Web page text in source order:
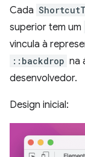
Cada
superior tem um
vincula à
::backdrop na
desenvolvedor.
Design inicial: